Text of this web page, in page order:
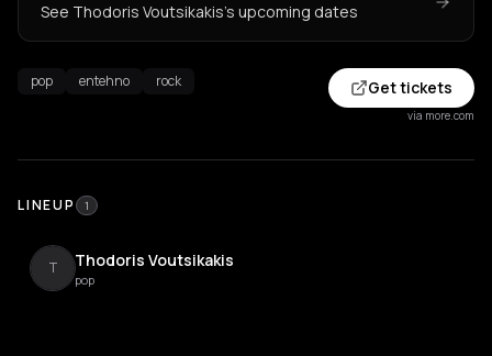
See Thodoris Voutsikakis's upcoming dates
pop entehno rock Get tickets
via more.com
LINEUP 1
T Thodoris Voutsikakis
pop